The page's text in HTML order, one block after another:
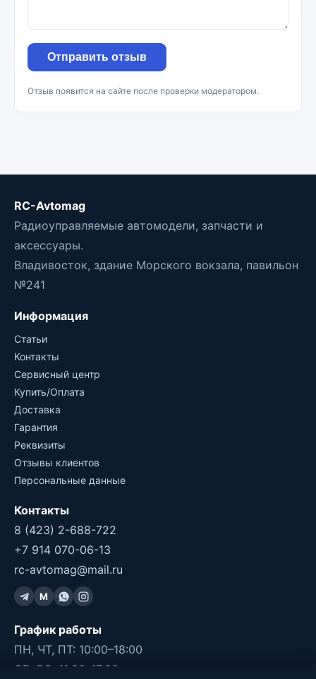
Отправить отзыв
Отзыв появится на сайте после проверки модератором.
RC-Avtomag
Радиоуправляемые автомодели, запчасти и
аксессуары.
Владивосток, здание Морского вокзала, павильон
№241
Информация
Статьи
Контакты
Сервисный центр
Купить/Оплата
Доставка
Гарантия
Реквизиты
Отзывы клиентов
Персональные данные
Контакты
8 (423) 2-688-722
+7 914 070-06-13
rc-avtomag@mail.ru
M
График работы
ПН, ЧТ, ПТ: 10:00–18:00
СБ, ВС: 11:00–17:00